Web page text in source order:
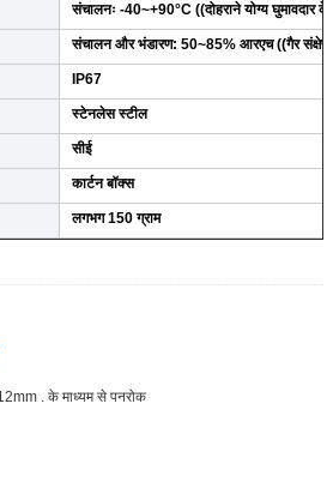
संचालनः -40~+90°C ((दोहराने योग्य
संचालन और भंडारण: 50~85% आरएच ((गैर
IP67
स्टेनलेस स्टील
सीई
कार्टन बॉक्स
लगभग 150 ग्राम